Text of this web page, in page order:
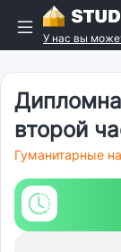
У нас вы
второй
Гуманитарные